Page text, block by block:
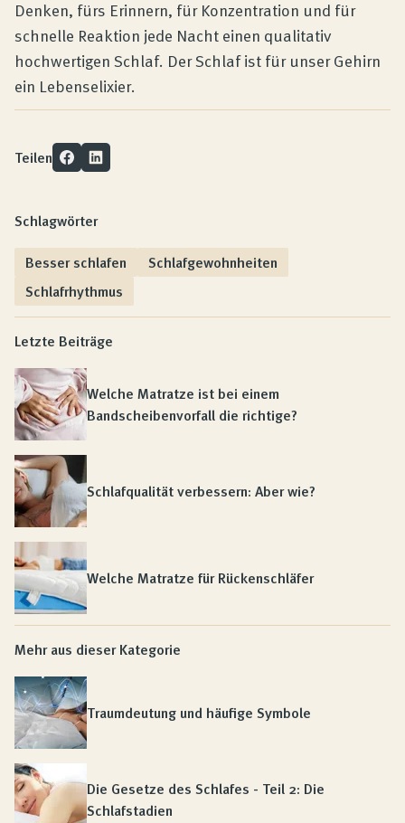
Denken, fürs Erinnern, für Konzentration und für
schnelle Reaktion jede Nacht einen qualitativ
hochwertigen Schlaf. Der Schlaf ist für unser Gehirn
ein Lebenselixier.
Teilen
Schlagwörter
Besser schlafen
Schlafgewohnheiten
Schlafrhythmus
Letzte Beiträge
Welche Matratze ist bei einem
Bandscheibenvorfall die richtige?
Schlafqualität verbessern: Aber wie?
Welche Matratze für Rückenschläfer
Mehr aus dieser Kategorie
Traumdeutung und häufige Symbole
Die Gesetze des Schlafes - Teil 2: Die
Schlafstadien